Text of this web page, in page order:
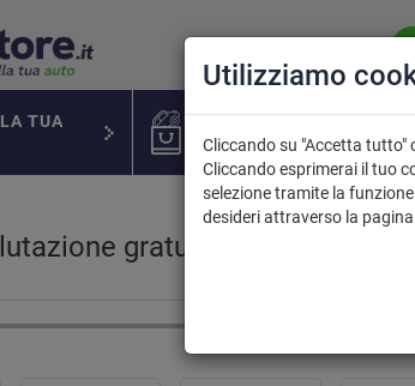
TUA
gratuita e acquisto
Utilizziamo
Cliccando su "Accetta tutto"
Cliccando esprimerai il tuo
selezione tramite la
desideri attraverso la